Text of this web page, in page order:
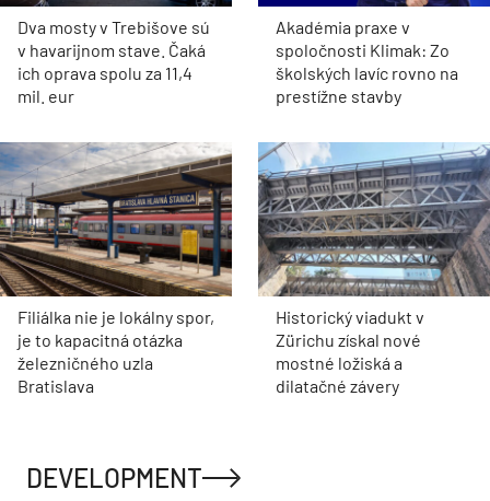
Dva mosty v Trebišove sú
v havarijnom stave. Čaká
ich oprava spolu za 11,4
mil. eur
Akadémia praxe v
spoločnosti Klimak: Zo
školských lavíc rovno na
prestížne stavby
Filiálka nie je lokálny spor,
je to kapacitná otázka
železničného uzla
Bratislava
Historický viadukt v
Zürichu získal nové
mostné ložiská a
dilatačné závery
DEVELOPMENT